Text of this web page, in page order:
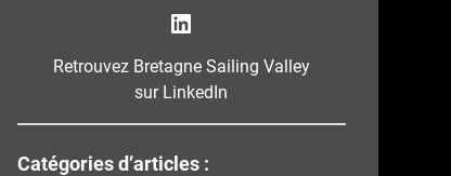
Bretagne Sailing Valley
Retrouvez Bretagne Sailing Valley
sur LinkedIn
Catégories d’articles :